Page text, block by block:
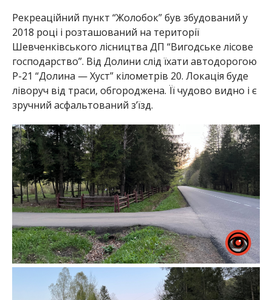
Рекреаційний пункт “Жолобок” був збудований у
2018 році і розташований на території
Шевченківського лісництва ДП “Вигодське лісове
господарство”. Від Долини слід їхати автодорогою
Р-21 “Долина — Хуст” кілометрів 20. Локація буде
ліворуч від траси, обгороджена. Її чудово видно і є
зручний асфальтований з’їзд.